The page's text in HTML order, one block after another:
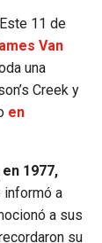
11 de
Van
una
Creek y
en
1977,
informó a
a sus
su